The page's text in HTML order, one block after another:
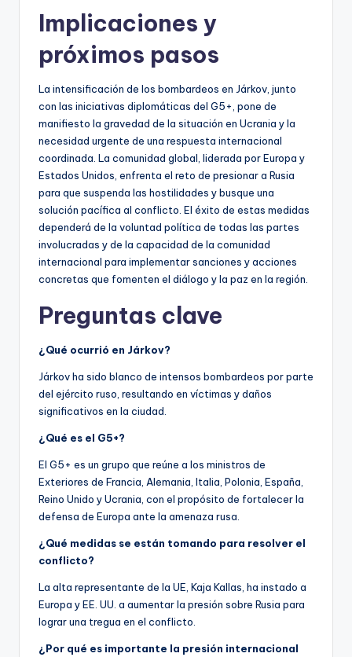
Implicaciones y
próximos pasos
La intensificación de los bombardeos en Járkov, junto
con las iniciativas diplomáticas del G5+, pone de
manifiesto la gravedad de la situación en Ucrania y la
necesidad urgente de una respuesta internacional
coordinada. La comunidad global, liderada por Europa y
Estados Unidos, enfrenta el reto de presionar a Rusia
para que suspenda las hostilidades y busque una
solución pacífica al conflicto. El éxito de estas medidas
dependerá de la voluntad política de todas las partes
involucradas y de la capacidad de la comunidad
internacional para implementar sanciones y acciones
concretas que fomenten el diálogo y la paz en la región.
Preguntas clave
¿Qué ocurrió en Járkov?
Járkov ha sido blanco de intensos bombardeos por parte
del ejército ruso, resultando en víctimas y daños
significativos en la ciudad.
¿Qué es el G5+?
El G5+ es un grupo que reúne a los ministros de
Exteriores de Francia, Alemania, Italia, Polonia, España,
Reino Unido y Ucrania, con el propósito de fortalecer la
defensa de Europa ante la amenaza rusa.
¿Qué medidas se están tomando para resolver el
conflicto?
La alta representante de la UE, Kaja Kallas, ha instado a
Europa y EE. UU. a aumentar la presión sobre Rusia para
lograr una tregua en el conflicto.
¿Por qué es importante la presión internacional